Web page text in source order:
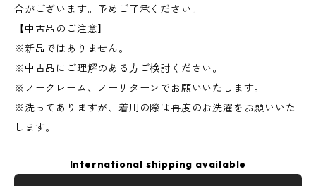
合がございます。予めご了承ください。
【中古品のご注意】
※新品ではありません。
※中古品にご理解のある方ご検討ください。
※ノークレーム、ノーリターンでお願いいたします。
※洗ってありますが、着用の際は再度のお洗濯をお願いいた
します。
International shipping available